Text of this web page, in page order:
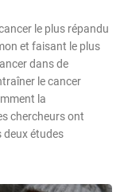
le plus répandu
et faisant le plus
dans de
le cancer
la
chercheurs ont
deux études